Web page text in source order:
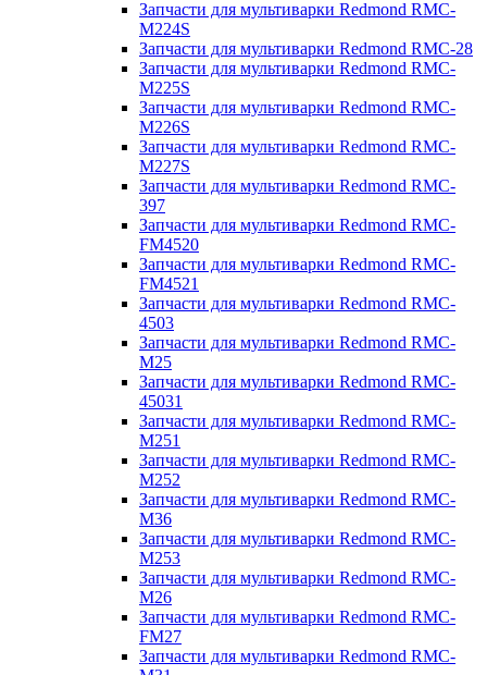
Запчасти для мультиварки Redmond RMC-
M224S
Запчасти для мультиварки Redmond RMC-28
Запчасти для мультиварки Redmond RMC-
M225S
Запчасти для мультиварки Redmond RMC-
M226S
Запчасти для мультиварки Redmond RMC-
M227S
Запчасти для мультиварки Redmond RMC-
397
Запчасти для мультиварки Redmond RMC-
FM4520
Запчасти для мультиварки Redmond RMC-
FM4521
Запчасти для мультиварки Redmond RMC-
4503
Запчасти для мультиварки Redmond RMC-
M25
Запчасти для мультиварки Redmond RMC-
45031
Запчасти для мультиварки Redmond RMC-
M251
Запчасти для мультиварки Redmond RMC-
M252
Запчасти для мультиварки Redmond RMC-
M36
Запчасти для мультиварки Redmond RMC-
M253
Запчасти для мультиварки Redmond RMC-
M26
Запчасти для мультиварки Redmond RMC-
FM27
Запчасти для мультиварки Redmond RMC-